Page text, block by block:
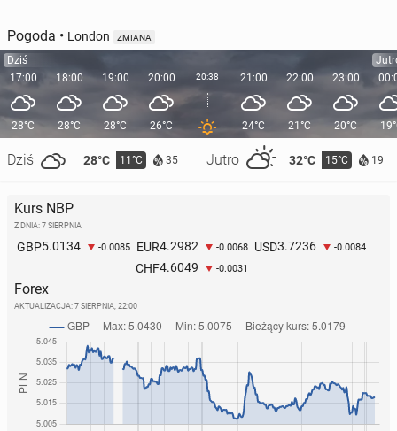
Pogoda • London ZMIANA
Dziś
17:00
28°C
Dziś 28°C 11°C 35 Jutro 32°C 15°C 19
18:00
28°C
19:00
28°C
20:00
26°C
20:38 21:00
24°C
22:00
21°C
23:00
20°C
Kurs NBP
Z DNIA: 7 SIERPNIA
GBP5.0134 -0.0085 EUR4.2982 -0.0068 USD3.7236 -0.0084
CHF4.6049 -0.0031
Forex
AKTUALIZACJA: 7 SIERPNIA, 22:00